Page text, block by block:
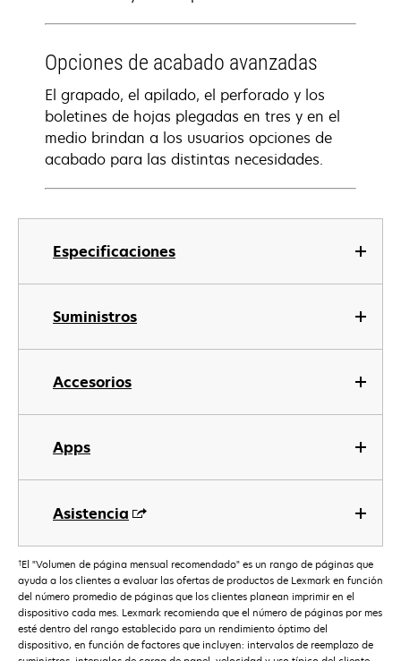
Especificaciones
Suministros
Accesorios
Apps
Asistencia
Opciones de acabado avanzadas
El grapado, el apilado, el perforado y los
boletines de hojas plegadas en tres y en el
medio brindan a los usuarios opciones de
acabado para las distintas necesidades.
†El "Volumen de página mensual recomendado" es un rango de páginas que
ayuda a los clientes a evaluar las ofertas de productos de Lexmark en función
del número promedio de páginas que los clientes planean imprimir en el
dispositivo cada mes. Lexmark recomienda que el número de páginas por mes
esté dentro del rango establecido para un rendimiento óptimo del
dispositivo, en función de factores que incluyen: intervalos de reemplazo de